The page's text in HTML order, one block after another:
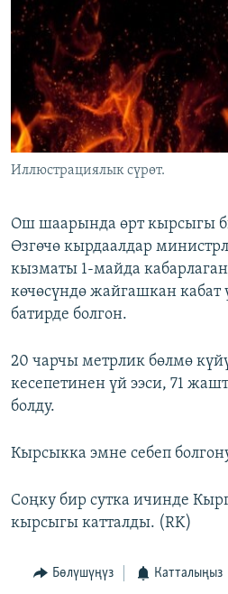
ЭЖЕ-СИҢДИЛЕР
АЗАТТЫК+
ЫҢГАЙСЫЗ СУРООЛОР
ОНЛАЙН ШЕРИНЕ
ЭЕ/АРнун бардык сайттары
Иллюстрациялык сүрөт.
Ош шаарында өрт кырсыгы
Өзгөчө кырдаалдар
кызматы 1-майда
көчөсүндө жайгашкан кабат
батирде болгон.
20 чарчы метрлик бөлмө
кесепетинен үй ээси, 71
болду.
Кырсыкка эмне себеп
Соңку бир сутка ичинде
кырсыгы катталды. (RK)
Бөлүшүңүз Катталыңыз